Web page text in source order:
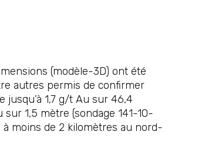
(modèle-3D) ont été
autres permis de confirmer
1,7 g/t Au sur 46,4
1,5 mètre (sondage 141-10-
à moins de 2 kilomètres au nord-